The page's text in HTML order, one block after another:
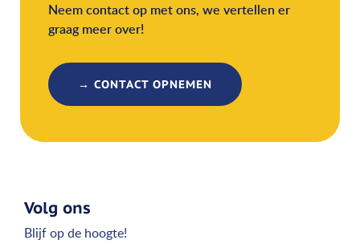
Neem contact op met ons, we vertellen er
graag meer over!
→ CONTACT OPNEMEN
Volg ons
Blijf op de hoogte!